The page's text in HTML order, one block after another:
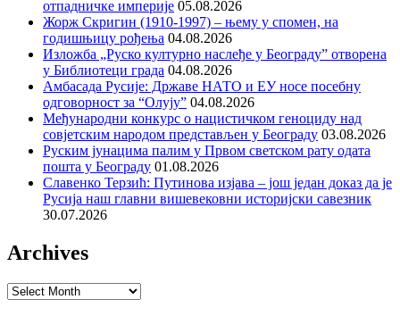
отпадничке империје 05.08.2026
Жорж Скригин (1910-1997) – њему у спомен, на
годишњицу рођења 04.08.2026
Изложба „Руско културно наслеђе у Београду” отворена
у Библиотеци града 04.08.2026
Амбасада Русије: Државе НАТО и ЕУ носе посебну
одговорност за “Олују” 04.08.2026
Међународни конкурс о нацистичком геноциду над
совјетским народом представљен у Београду 03.08.2026
Руским јунацима палим у Првом светском рату одата
пошта у Београду 01.08.2026
Славенко Терзић: Путинова изјава – још један доказ да је
Русија наш главни вишевековни историјски савезник
30.07.2026
Archives
Archives